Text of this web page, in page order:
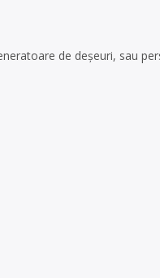
de deşeuri, sau